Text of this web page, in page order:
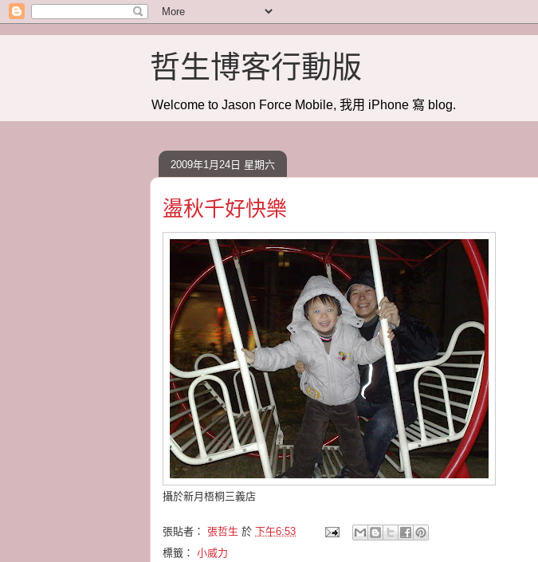
哲生博客行動版
Welcome to Jason Force Mobile, 我用 iPhone 寫 blog.
2009年1月24日 星期六
盪秋千好快樂
攝於新月梧桐三義店
張貼者： 張哲生 於 下午6:53
標籤： 小威力